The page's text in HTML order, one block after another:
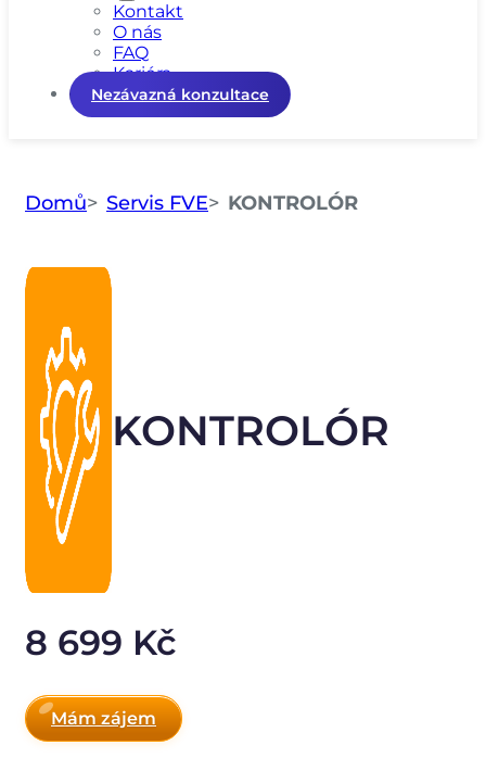
Kontakt
O nás
FAQ
Kariéra
Nezávazná konzultace
Domů Servis FVE KONTROLÓR
KONTROLÓR
8 699 Kč
Mám zájem